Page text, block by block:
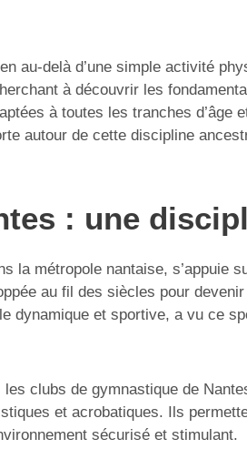
au-delà d’une simple activité
à découvrir les
à toutes les tranches
autour de cette discipline
: une
la métropole nantaise,
au fil des siècles pour
dynamique et sportive, a vu ce
les clubs de gymnastique de
et acrobatiques. Ils
sécurisé et stimulant.